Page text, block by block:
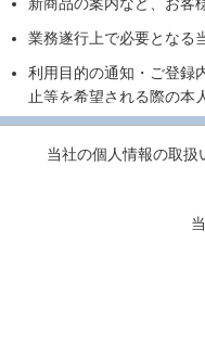
業務遂行上で必要となる
利用目的の通知・ご登録
止等を希望される際の本
各種のお問い合わせ対応
個人情報の第三者提供
当社は、法令に基づく場
なお、当社のWebサイト
得られた情報は、Webサ
当社の個人情報の取扱